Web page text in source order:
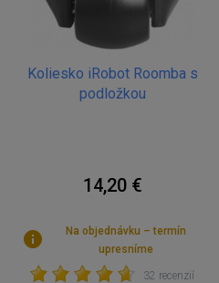
Koliesko iRobot Roomba s
podložkou
14,20 €
Na objednávku – termín
upresníme
32 recenzií